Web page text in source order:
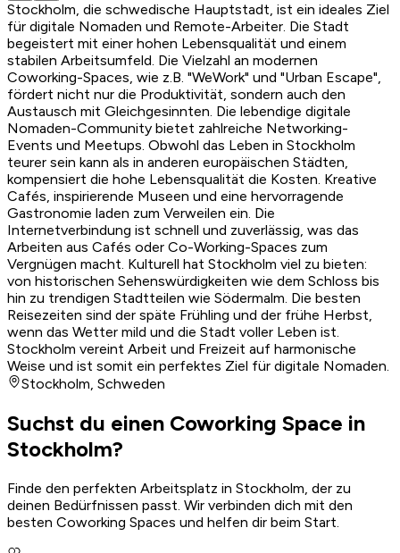
Stockholm, die schwedische Hauptstadt, ist ein ideales Ziel
für digitale Nomaden und Remote-Arbeiter. Die Stadt
begeistert mit einer hohen Lebensqualität und einem
stabilen Arbeitsumfeld. Die Vielzahl an modernen
Coworking-Spaces, wie z.B. "WeWork" und "Urban Escape",
fördert nicht nur die Produktivität, sondern auch den
Austausch mit Gleichgesinnten. Die lebendige digitale
Nomaden-Community bietet zahlreiche Networking-
Events und Meetups. Obwohl das Leben in Stockholm
teurer sein kann als in anderen europäischen Städten,
kompensiert die hohe Lebensqualität die Kosten. Kreative
Cafés, inspirierende Museen und eine hervorragende
Gastronomie laden zum Verweilen ein. Die
Internetverbindung ist schnell und zuverlässig, was das
Arbeiten aus Cafés oder Co-Working-Spaces zum
Vergnügen macht. Kulturell hat Stockholm viel zu bieten:
von historischen Sehenswürdigkeiten wie dem Schloss bis
hin zu trendigen Stadtteilen wie Södermalm. Die besten
Reisezeiten sind der späte Frühling und der frühe Herbst,
wenn das Wetter mild und die Stadt voller Leben ist.
Stockholm vereint Arbeit und Freizeit auf harmonische
Weise und ist somit ein perfektes Ziel für digitale Nomaden.
Stockholm, Schweden
Suchst du einen Coworking Space in
Stockholm?
Finde den perfekten Arbeitsplatz in Stockholm, der zu
deinen Bedürfnissen passt. Wir verbinden dich mit den
besten Coworking Spaces und helfen dir beim Start.